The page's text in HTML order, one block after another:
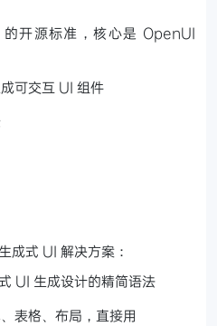
开源标准，核心是 OpenUI
可交互 UI 组件
成式 UI 解决方案：
UI 生成设计的精简语法
表格、布局，直接用